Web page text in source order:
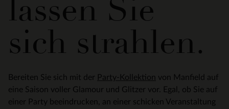
lassen Sie
sich strahlen.
Bereiten Sie sich mit der Party-Kollektion von Manfield auf
eine Saison voller Glamour und Glitzer vor. Egal, ob Sie auf
einer Party beeindrucken, an einer schicken Veranstaltung